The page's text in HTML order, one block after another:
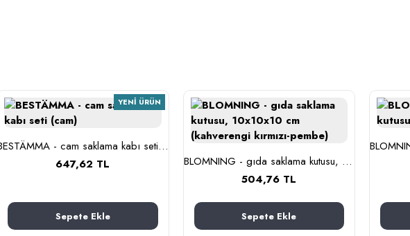
YENI ÜRÜN
BESTÄMMA - cam saklama kabı seti (cam)
647,62 TL
Sepete Ekle
BLOMNING - gıda saklama kutusu, 10x10x10 cm (kahverengi kırmızı-pembe)
504,76 TL
Sepete Ekle